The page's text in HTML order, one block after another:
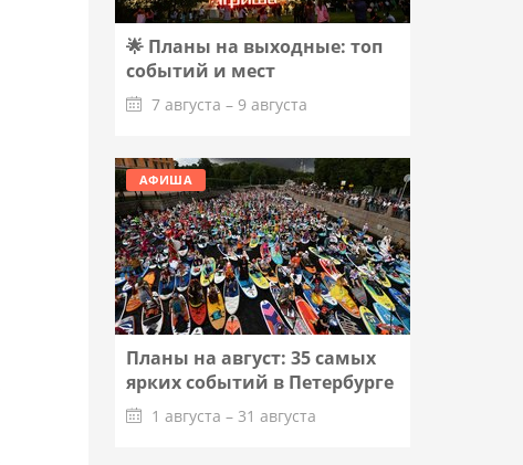
🌟 Планы на выходные: топ
событий и мест
7 августа – 9 августа
Подробнее
АФИША
Планы на август: 35 самых
ярких событий в Петербурге
1 августа – 31 августа